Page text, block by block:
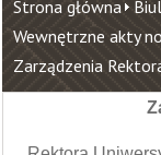
Strona główna
Wewnętrzne akty
Zarządzenia